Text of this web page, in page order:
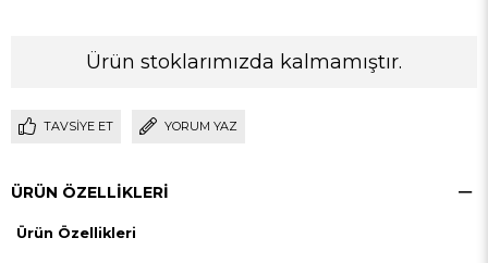
Ürün stoklarımızda kalmamıştır.
TAVSIYE ET YORUM YAZ
ÜRÜN ÖZELLIKLERI
Ürün Özellikleri